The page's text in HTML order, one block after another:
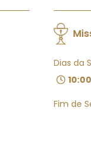
Dias da
10:00
Fim de